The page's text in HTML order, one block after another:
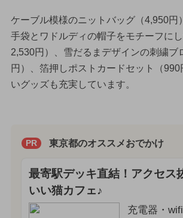
ケーブル模様のニットバッグ（4,950円
手袋とワドルディの帽子をモチーフに
2,530円）、雪だるまデザインの刺繍ブ
円）、箔押しポストカードセット（
いグッズも充実しています。
PR 東京都のオススメおでかけ
最寄駅デッキ直結！アクセス
いい猫カフェ♪
充電器・